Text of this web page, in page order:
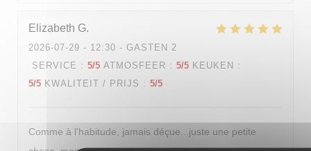
Elizabeth G
2026-07-29 - 12:30 - GASTEN 2
SERVICE : 5/5 ATMOSFEER : 5/5 KEUKEN :
5/5 KWALITEIT / PRIJS : 5/5
Comme à l'habitude, jamais déçue...juste une petite